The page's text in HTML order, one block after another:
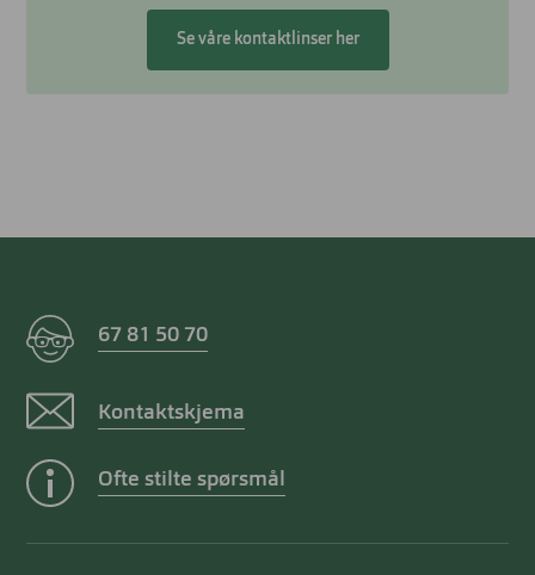
Se våre kontaktlinser her
67 81 50 70
Kontaktskjema
Ofte stilte spørsmål